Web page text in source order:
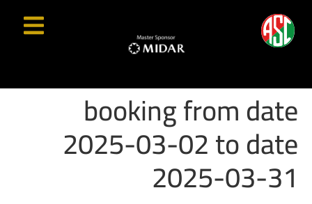
booking from date
2025-03-02 to date
2025-03-31